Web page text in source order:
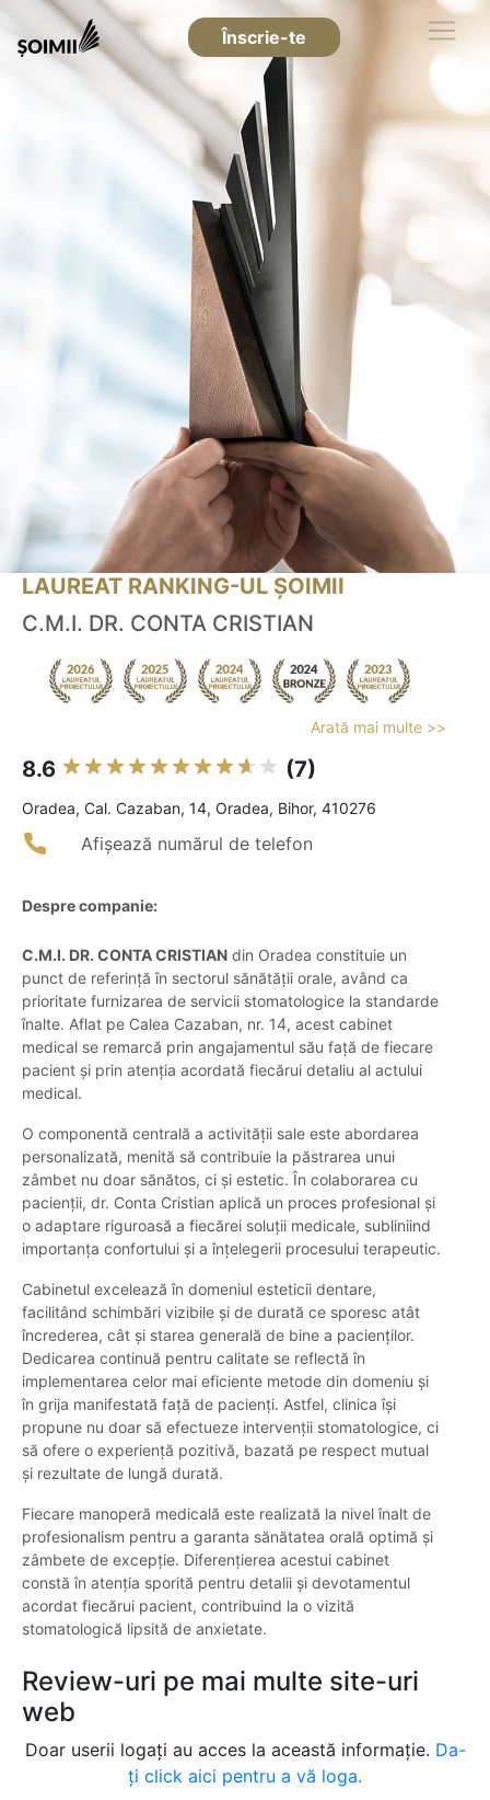
Înscrie-te
LAUREAT RANKING-UL ȘOIMII
C.M.I. DR. CONTA CRISTIAN
Arată mai multe >>
8.6 (7)
Oradea, Cal. Cazaban, 14, Oradea, Bihor, 410276
Afișează numărul de telefon
Despre companie:
C.M.I. DR. CONTA CRISTIAN din Oradea constituie un
punct de referință în sectorul sănătății orale, având ca
prioritate furnizarea de servicii stomatologice la standarde
înalte. Aflat pe Calea Cazaban, nr. 14, acest cabinet
medical se remarcă prin angajamentul său față de fiecare
pacient și prin atenția acordată fiecărui detaliu al actului
medical.
O componentă centrală a activității sale este abordarea
personalizată, menită să contribuie la păstrarea unui
zâmbet nu doar sănătos, ci și estetic. În colaborarea cu
pacienții, dr. Conta Cristian aplică un proces profesional și
o adaptare riguroasă a fiecărei soluții medicale, subliniind
importanța confortului și a înțelegerii procesului terapeutic.
Cabinetul excelează în domeniul esteticii dentare,
facilitând schimbări vizibile și de durată ce sporesc atât
încrederea, cât și starea generală de bine a pacienților.
Dedicarea continuă pentru calitate se reflectă în
implementarea celor mai eficiente metode din domeniu și
în grija manifestată față de pacienți. Astfel, clinica își
propune nu doar să efectueze intervenții stomatologice, ci
să ofere o experiență pozitivă, bazată pe respect mutual
și rezultate de lungă durată.
Fiecare manoperă medicală este realizată la nivel înalt de
profesionalism pentru a garanta sănătatea orală optimă și
zâmbete de excepție. Diferențierea acestui cabinet
constă în atenția sporită pentru detalii și devotamentul
acordat fiecărui pacient, contribuind la o vizită
stomatologică lipsită de anxietate.
Review-uri pe mai multe site-uri
web
Doar userii logați au acces la această informație. Da-
ți click aici pentru a vă loga.